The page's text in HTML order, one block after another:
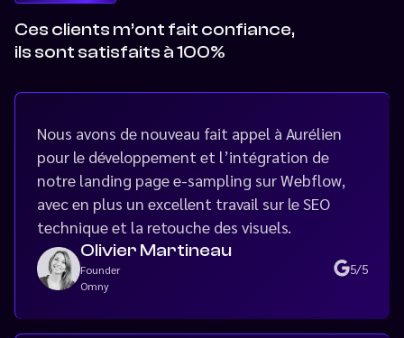
Ces clients m’ont fait confiance,
ils sont satisfaits à 100%
Nous avons de nouveau fait appel à Aurélien
pour le développement et l’intégration de
notre landing page e-sampling sur Webflow,
avec en plus un excellent travail sur le SEO
technique et la retouche des visuels.
Olivier Martineau
Founder
Omny
5/5